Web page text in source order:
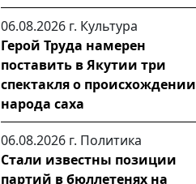
06.08.2026 г. Культура
Герой Труда намерен
поставить в Якутии три
спектакля о происхождении
народа саха
06.08.2026 г. Политика
Стали известны позиции
партий в бюллетенях на